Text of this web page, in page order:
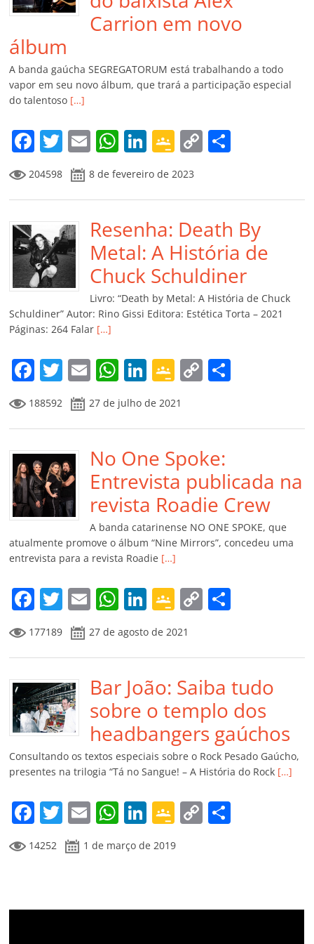
Carrion em novo
álbum
A banda gaúcha SEGREGATORUM está trabalhando a todo
vapor em seu novo álbum, que trará a participação especial
do talentoso […]
F
a
c
e
b
o
o
k
T
w
itt
er
E
m
ai
l
W
at
s
A
p
p
Li
k
e
dI
n
G
o
o
gl
e
Cl
a
ss
ro
m
C
y
Li
n
k
p
ar
til
h
ar
204598 8 de fevereiro de 2023
Resenha: Death By
Metal: A História de
Chuck Schuldiner
Livro: “Death by Metal: A História de Chuck
Schuldiner” Autor: Rino Gissi Editora: Estética Torta – 2021
Páginas: 264 Falar […]
F
a
c
e
b
o
o
k
T
w
itt
er
E
m
ai
l
W
h
at
s
A
p
p
Li
n
k
e
dI
n
G
o
o
gl
e
Cl
a
ss
ro
o
m
C
y
Li
n
k
p
til
h
ar
188592 27 de julho de 2021
No One Spoke:
Entrevista publicada na
revista Roadie Crew
A banda catarinense NO ONE SPOKE, que
atualmente promove o álbum “Nine Mirrors”, concedeu uma
entrevista para a revista Roadie […]
F
a
c
e
b
o
o
k
T
w
itt
er
E
m
ai
l
W
at
s
A
p
p
Li
n
k
e
dI
n
G
o
o
gl
e
Cl
a
ss
ro
o
m
C
y
Li
n
k
p
ar
til
h
ar
177189 27 de agosto de 2021
Bar João: Saiba tudo
sobre o templo dos
headbangers gaúchos
Consultando os textos especiais sobre o Rock Pesado Gaúcho,
presentes na trilogia “Tá no Sangue! – A História do Rock […]
F
a
c
b
T
w
itt
E
m
ai
W
at
A
Li
n
k
dI
G
o
o
e
C
Li ar
14252 1 de março de 2019